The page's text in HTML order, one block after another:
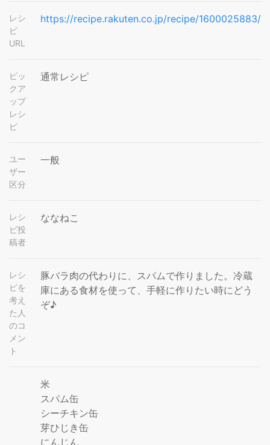
レシ
ピ
URL
https://recipe.rakuten.co.jp/recipe/1600025883/
ピッ
クア
ップ
レシ
ピ
通常レシピ
ユー
ザー
区分
一般
レシ
ピ投
稿者
ななねこ
レシ
ピを
考え
た人
のコ
メン
ト
豚バラ肉の代わりに、スパムで作りました。冷蔵
庫にある食材を使って、手軽に作りたい時にどう
ぞ♪
米
スパム缶
シーチキン缶
芽ひじき缶
にんじん